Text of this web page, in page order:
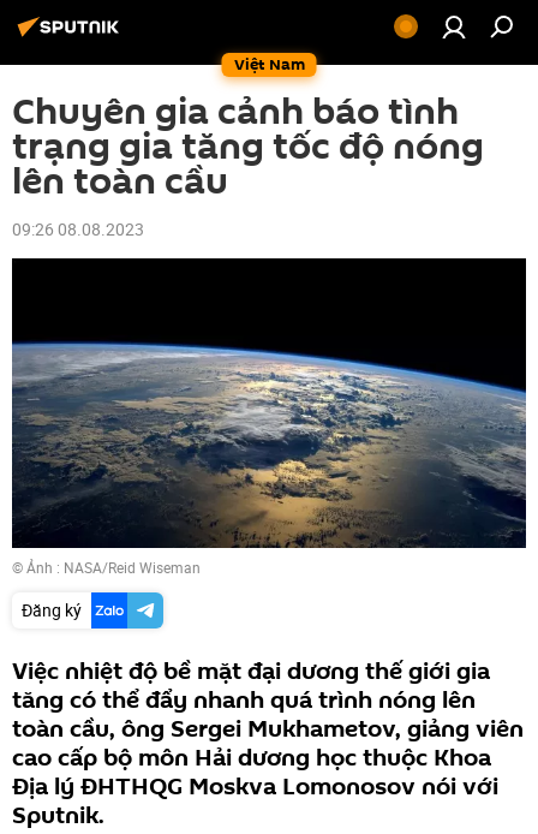
Việt Nam
Chuyên gia cảnh báo tình
trạng gia tăng tốc độ nóng
lên toàn cầu
09:26 08.08.2023
© Ảnh : NASA/Reid Wiseman
Đăng ký
Việc nhiệt độ bề mặt đại dương thế giới gia
tăng có thể đẩy nhanh quá trình nóng lên
toàn cầu, ông Sergei Mukhametov, giảng viên
cao cấp bộ môn Hải dương học thuộc Khoa
Địa lý ĐHTHQG Moskva Lomonosov nói với
Sputnik.